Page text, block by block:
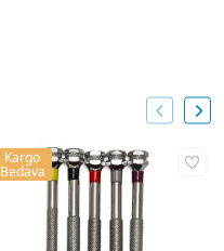
Kargo
Bedava